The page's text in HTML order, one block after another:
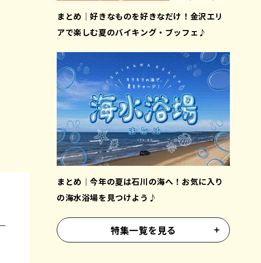
まとめ｜好きなものを好きなだけ！金沢エリ
アで楽しむ夏のバイキング・ブッフェ♪
まとめ｜今年の夏は石川の海へ！お気に入り
の海水浴場を見つけよう♪
特集一覧を見る